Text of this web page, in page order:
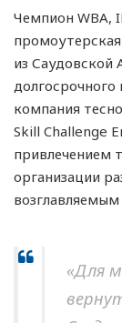
Чемпион WBA,
из Саудовской
компания
Skill Challenge
привлечением
организации
«Для